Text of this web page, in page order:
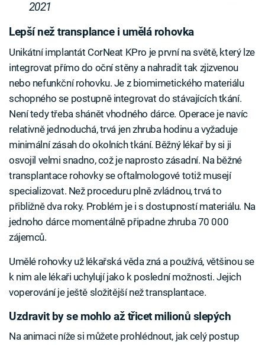
2021
Lepší než transplance i umělá rohovka
Unikátní implantát CorNeat KPro je první na světě, který lze
integrovat přímo do oční stěny a nahradit tak zjizvenou
nebo nefunkční rohovku. Je z biomimetického materiálu
schopného se postupně integrovat do stávajících tkání.
Není tedy třeba shánět vhodného dárce. Operace je navíc
relativně jednoduchá, trvá jen zhruba hodinu a vyžaduje
minimální zásah do okolních tkání. Běžný lékař by si ji
osvojil velmi snadno, což je naprosto zásadní. Na běžné
transplantace rohovky se oftalmologové totiž musejí
specializovat. Než proceduru plně zvládnou, trvá to
přibližně dva roky. Problém je i s dostupností materiálu. Na
jednoho dárce momentálně připadne zhruba 70 000
zájemců.
Umělé rohovky už lékařská věda zná a používá, většinou se
k nim ale lékaři uchylují jako k poslední možnosti. Jejich
voperování je ještě složitější než transplantace.
Uzdravit by se mohlo až třicet milionů slepých
Na animaci níže si můžete prohlédnout, jak celý postup